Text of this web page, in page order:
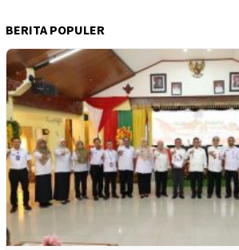
BERITA POPULER